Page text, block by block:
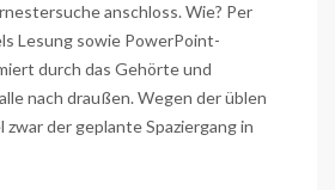
anschloss. Wie? Per
Lesung sowie PowerPoint-
durch das Gehörte und
nach draußen. Wegen der üblen
der geplante Spaziergang in